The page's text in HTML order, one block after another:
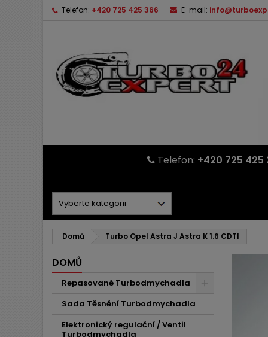
Telefon: +420 725 425 366 E-mail:
Telefon: +420 725 425
Domů Turbo Opel Astra J Astra K 1.6 CDTI
DOMŮ
Repasované Turbodmychadla
Sada Těsnění Turbodmychadla
Elektronický regulační / Ventil
Turbodmychadla